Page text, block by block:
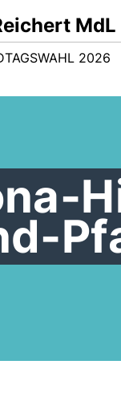
MdL
2026